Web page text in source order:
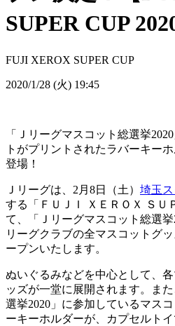
SUPER CUP 2020
FUJI XEROX SUPER CUP
2020/1/28 (火) 19:45
「Ｊリーグマスコット総選挙
トがプリントされたラバーキー
登場！
Ｊリーグは、2月8日（土） 埼玉
する「ＦＵＪＩ ＸＥＲＯＸ ＳＵ
て、「Ｊリーグマスコット総選
リーグクラブの全マスコットグ
ープンいたします。
ぬいぐるみなどを中心として、
ッズが一堂に展開されます。ま
選挙2020」に参加しているマス
ーキーホルダーが、カプセルトイ